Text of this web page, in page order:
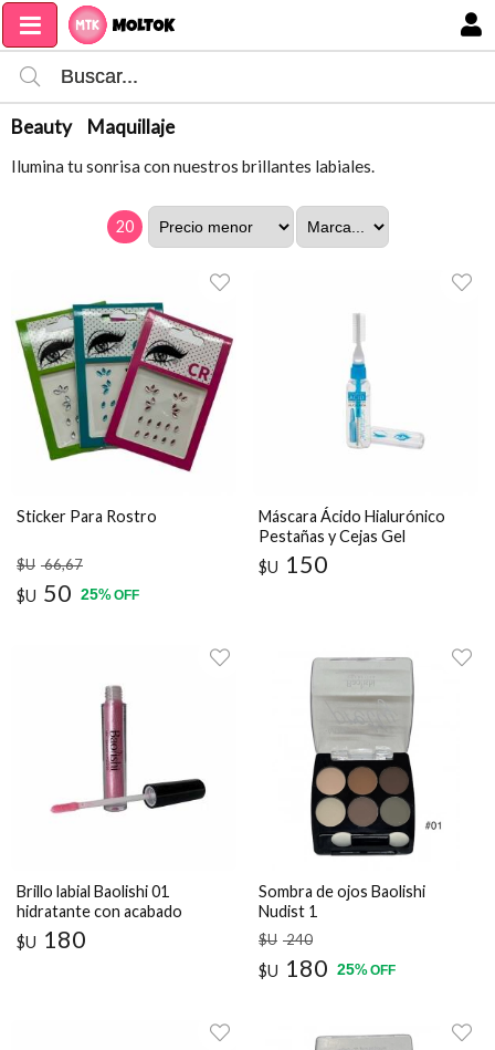
Beauty Maquillaje
Ilumina tu sonrisa con nuestros brillantes labiales.
20
Sticker Para Rostro
$U 66,67
$U 50 25%OFF
Máscara Ácido Hialurónico
Pestañas y Cejas Gel
Transparente
$U 150
Brillo labial Baolishi 01
hidratante con acabado
brillante
$U 180
Sombra de ojos Baolishi
Nudist 1
$U 240
$U 180 25%OFF